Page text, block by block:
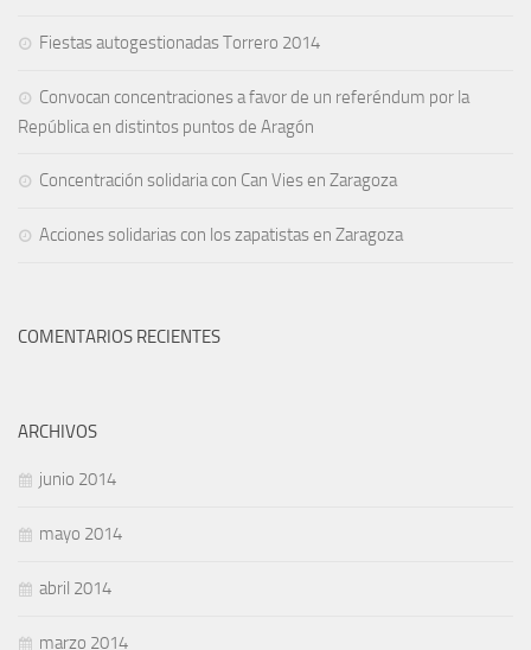
Fiestas autogestionadas Torrero 2014
Convocan concentraciones a favor de un referéndum por la
República en distintos puntos de Aragón
Concentración solidaria con Can Vies en Zaragoza
Acciones solidarias con los zapatistas en Zaragoza
COMENTARIOS RECIENTES
ARCHIVOS
junio 2014
mayo 2014
abril 2014
marzo 2014